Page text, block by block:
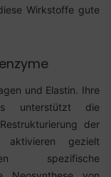
Wirkstoffe gute
und Elastin. Ihre
unterstützt die
der
aktivieren gezielt
spezifische